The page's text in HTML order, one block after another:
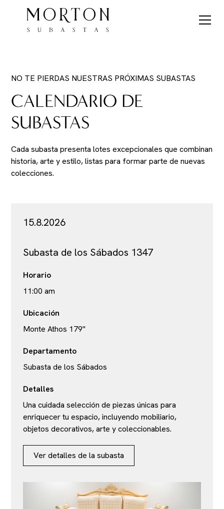
NO TE PIERDAS NUESTRAS PRÓXIMAS SUBASTAS
CALENDARIO DE
SUBASTAS
Cada subasta presenta lotes excepcionales que combinan
historia, arte y estilo, listas para formar parte de nuevas
colecciones.
15.8.2026
Subasta de los Sábados 1347
Horario
11:00 am
Ubicación
Monte Athos 179"
Departamento
Subasta de los Sábados
Detalles
Una cuidada selección de piezas únicas para
enriquecer tu espacio, incluyendo mobiliario,
objetos decorativos, arte y coleccionables.
Ver detalles de la subasta